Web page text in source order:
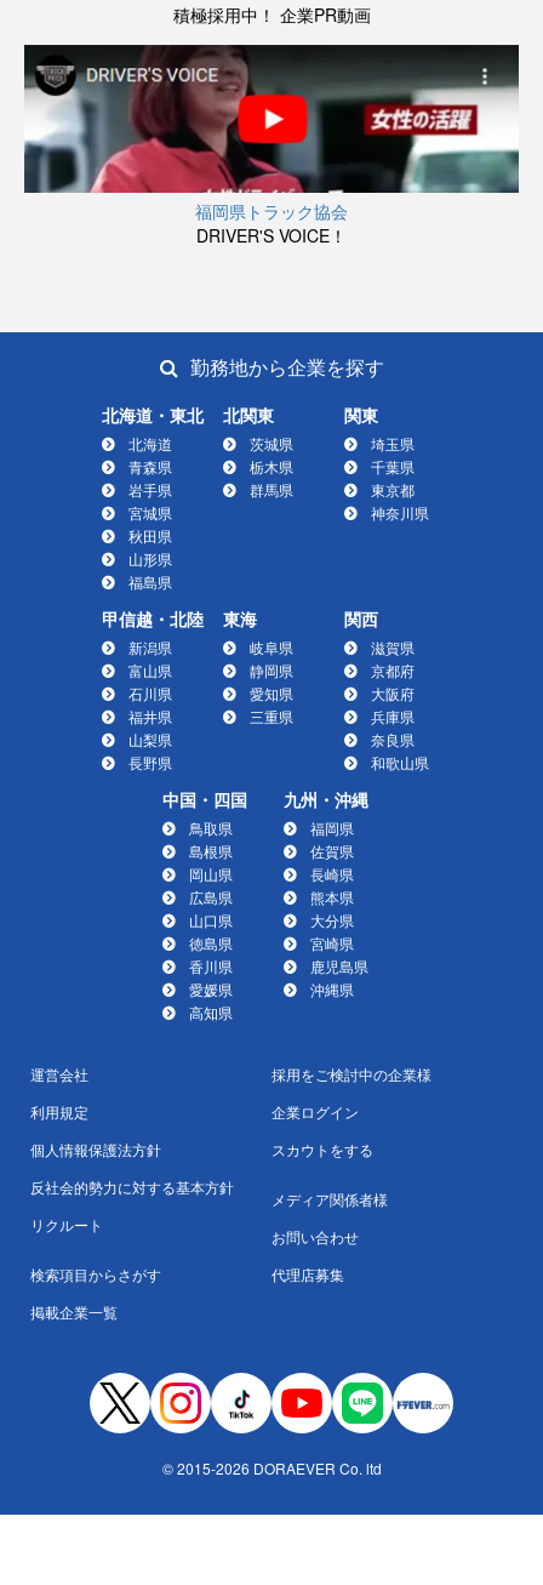
積極採用中！ 企業PR動画
福岡県トラック協会
DRIVER'S VOICE！
勤務地から企業を探す
北海道・東北
北海道
青森県
岩手県
宮城県
秋田県
山形県
福島県
北関東
茨城県
栃木県
群馬県
関東
埼玉県
千葉県
東京都
神奈川県
甲信越・北陸
新潟県
富山県
石川県
福井県
山梨県
長野県
東海
岐阜県
静岡県
愛知県
三重県
関西
滋賀県
京都府
大阪府
兵庫県
奈良県
和歌山県
中国・四国
鳥取県
島根県
岡山県
広島県
山口県
徳島県
香川県
愛媛県
高知県
九州・沖縄
福岡県
佐賀県
長崎県
熊本県
大分県
宮崎県
鹿児島県
沖縄県
運営会社
利用規定
個人情報保護法方針
反社会的勢力に対する基本方針
リクルート
検索項目からさがす
掲載企業一覧
採用をご検討中の企業様
企業ログイン
スカウトをする
メディア関係者様
お問い合わせ
代理店募集
© 2015-2026 DORAEVER Co. ltd